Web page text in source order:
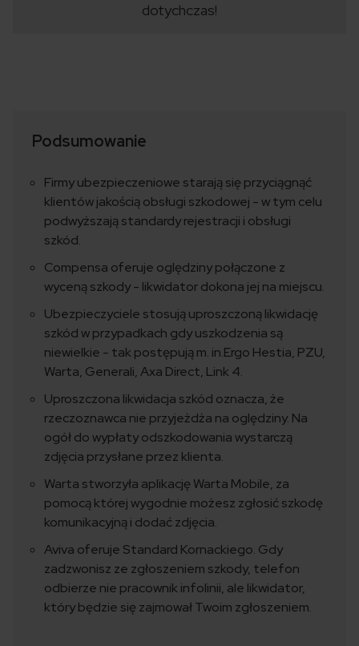
dotychczas!
Podsumowanie
Firmy ubezpieczeniowe starają się przyciągnąć
klientów jakością obsługi szkodowej - w tym celu
podwyższają standardy rejestracji i obsługi
szkód.
Compensa oferuje oględziny połączone z
wyceną szkody - likwidator dokona jej na miejscu.
Ubezpieczyciele stosują uproszczoną likwidację
szkód w przypadkach gdy uszkodzenia są
niewielkie - tak postępują m. in.Ergo Hestia, PZU,
Warta, Generali, Axa Direct, Link 4.
Uproszczona likwidacja szkód oznacza, że
rzeczoznawca nie przyjeżdża na oględziny. Na
ogół do wypłaty odszkodowania wystarczą
zdjęcia przysłane przez klienta.
Warta stworzyła aplikację Warta Mobile, za
pomocą której wygodnie możesz zgłosić szkodę
komunikacyjną i dodać zdjęcia.
Aviva oferuje Standard Kornackiego. Gdy
zadzwonisz ze zgłoszeniem szkody, telefon
odbierze nie pracownik infolinii, ale likwidator,
który będzie się zajmował Twoim zgłoszeniem.